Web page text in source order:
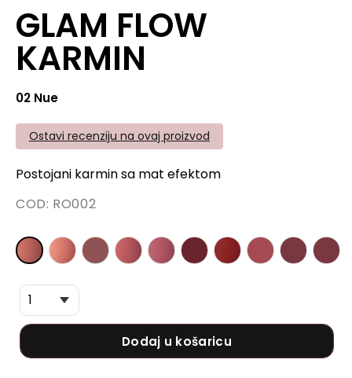
GLAM FLOW
KARMIN
02 Nue
Ostavi recenziju na ovaj proizvod
Postojani karmin sa mat efektom
COD: RO002
Dodaj u košaricu